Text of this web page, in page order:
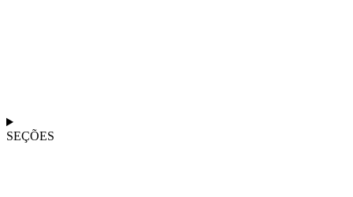
SEÇÕES